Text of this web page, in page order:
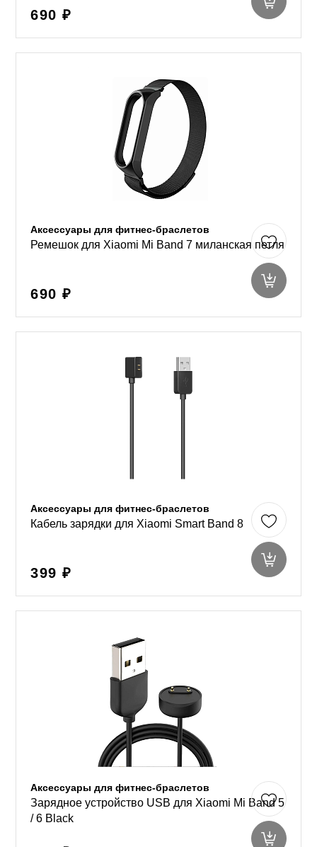
690 ₽
Аксессуары для фитнес-браслетов
Ремешок для Xiaomi Mi Band 7 миланская петля
690 ₽
Аксессуары для фитнес-браслетов
Кабель зарядки для Xiaomi Smart Band 8
399 ₽
Аксессуары для фитнес-браслетов
Зарядное устройство USB для Xiaomi Mi Band 5
/ 6 Black